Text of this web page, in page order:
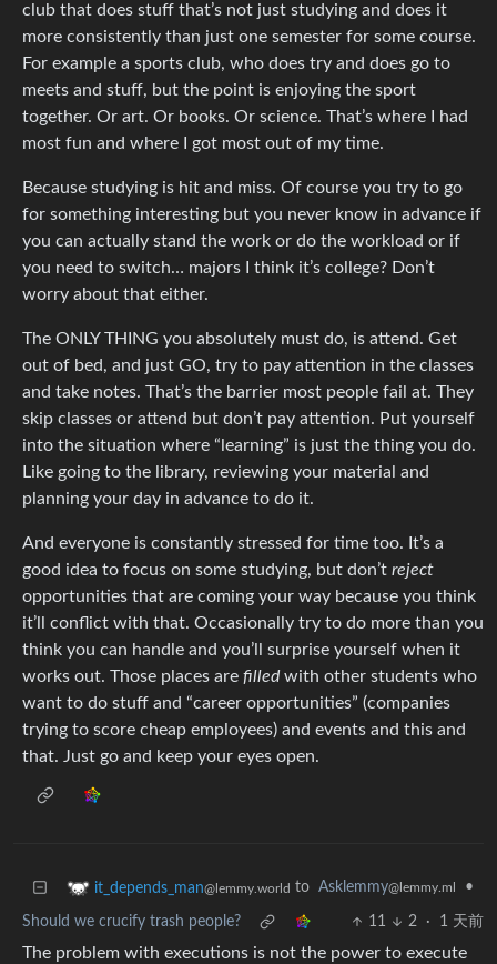
club that does stuff that’s not just studying and does it
more consistently than just one semester for some course.
For example a sports club, who does try and does go to
meets and stuff, but the point is enjoying the sport
together. Or art. Or books. Or science. That’s where I had
most fun and where I got most out of my time.
Because studying is hit and miss. Of course you try to go
for something interesting but you never know in advance if
you can actually stand the work or do the workload or if
you need to switch… majors I think it’s college? Don’t
worry about that either.
The ONLY THING you absolutely must do, is attend. Get
out of bed, and just GO, try to pay attention in the classes
and take notes. That’s the barrier most people fail at. They
skip classes or attend but don’t pay attention. Put yourself
into the situation where “learning” is just the thing you do.
Like going to the library, reviewing your material and
planning your day in advance to do it.
And everyone is constantly stressed for time too. It’s a
good idea to focus on some studying, but don’t reject
opportunities that are coming your way because you think
it’ll conflict with that. Occasionally try to do more than you
think you can handle and you’ll surprise yourself when it
works out. Those places are filledwith other students who
want to do stuff and “career opportunities” (companies
trying to score cheap employees) and events and this and
that. Just go and keep your eyes open.
it_depends_man@lemmy.world to Asklemmy@lemmy.ml •
Should we crucify trash people? 11 2 · 1 天前
The problem with executions is not the power to execute